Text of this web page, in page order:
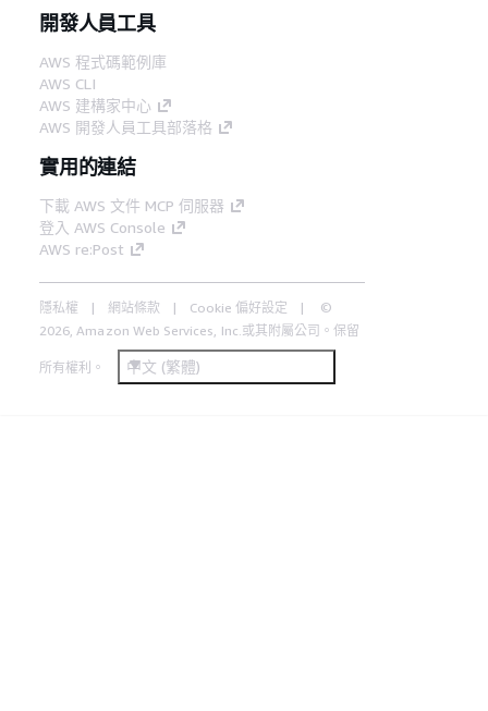
開發人員工具
AWS 程式碼範例庫
AWS CLI
AWS 建構家中心
AWS 開發人員工具部落格
實用的連結
下載 AWS 文件 MCP 伺服器
登入 AWS Console
AWS re:Post
隱私權 網站條款 Cookie 偏好設定
©
2026, Amazon Web Services, Inc.或其附屬公司。保留
所有權利。 中文 (繁體)